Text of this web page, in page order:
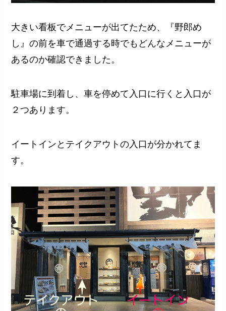
大きい看板でメニューが出てたため、『野郎め
し』の前を車で通過する時でもどんなメニューが
あるのか確認できました。
駐車場に到着し、車を停めて入口に行くと入口が
２つあります。
イートインとテイクアウトの入口が分かれてま
す。